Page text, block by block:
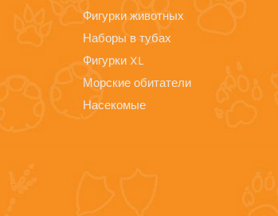
Фигурки животных
Наборы в тубах
Фигурки XL
Морские обитатели
Насекомые